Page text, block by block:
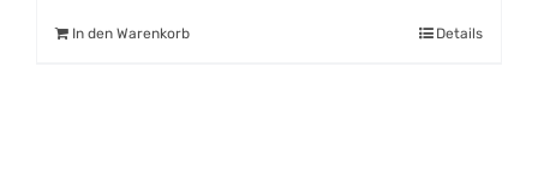
In den Warenkorb Details